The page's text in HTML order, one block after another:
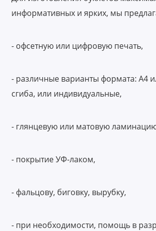
информативных и ярких, мы
- офсетную или цифровую печать,
- различные варианты формата: А4
сгиба, или индивидуальные,
- глянцевую или матовую
- покрытие УФ-лаком,
- фальцову, биговку, вырубку,
- при необходимости, помощь в